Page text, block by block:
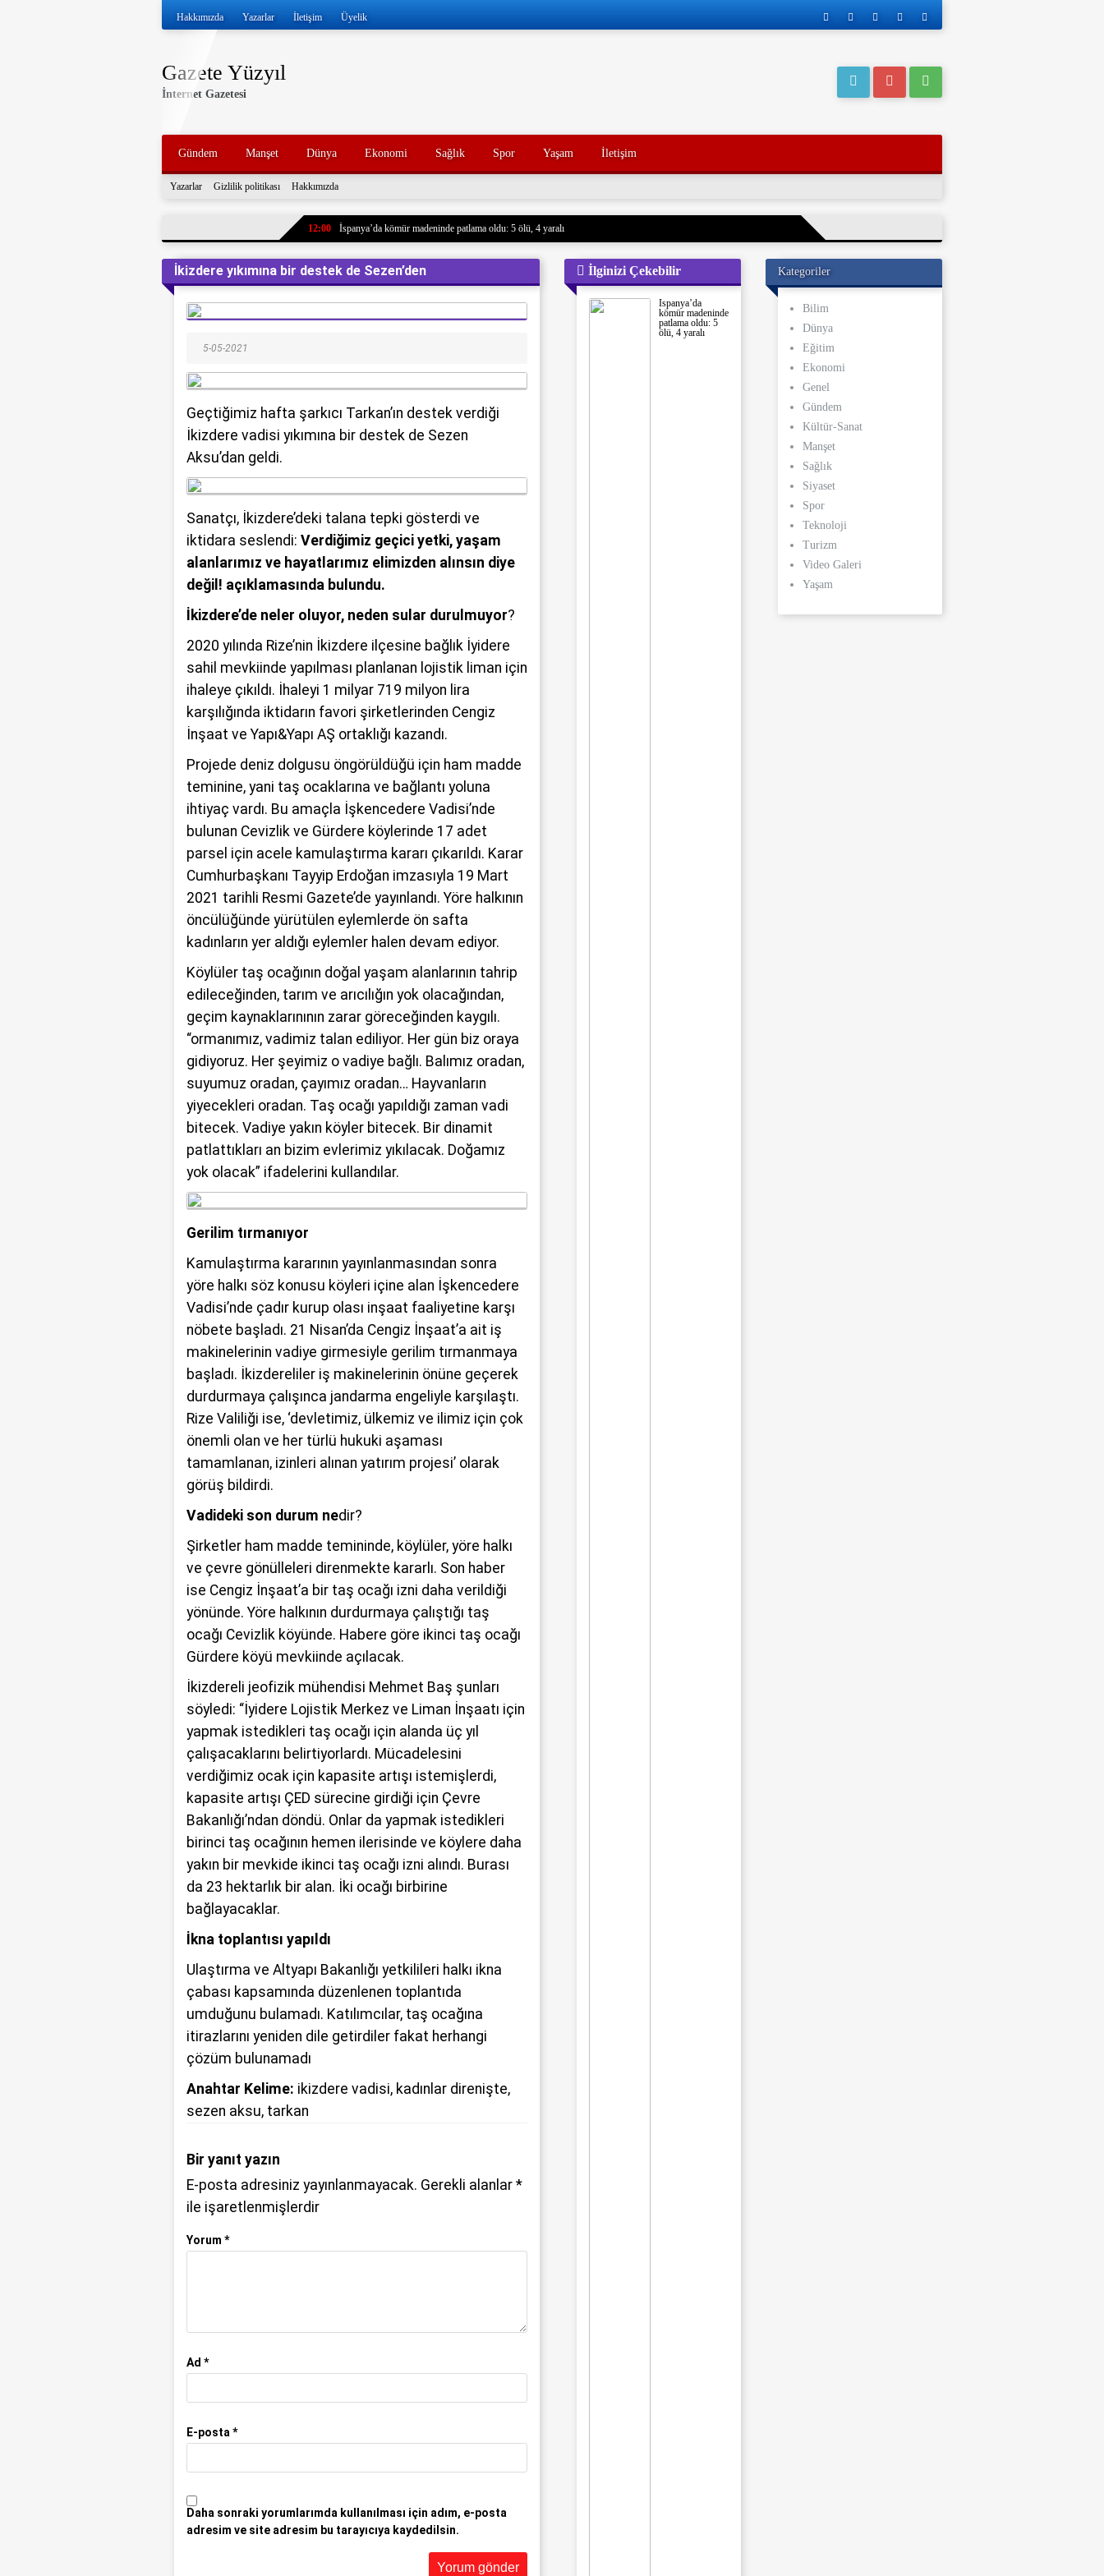
Hakkımızda Yazarlar İletişim Üyelik
Gazete Yüzyıl
İnternet Gazetesi
Gündem Manşet Dünya Ekonomi Sağlık Spor Yaşam İletişim
Yazarlar Gizlilik politikası Hakkımızda
12:00
İspanya’da kömür madeninde patlama oldu: 5 ölü, 4 yaralı
11:52
Volkan Konak’ın yakınları, kötü yorumlarla ilgili yasal işlem başlatacak.
İran, kaçak akaryakıt taşıyan iki gemiye el koydu. Devrim Muhafızları, Basra Körfezi’nde düzenledikleri operasyonla
7 yıl önce hayatını kaybeden oğlunun trajik ölümünü yaşayan bir baba, acı dolu bir tesadüf sonucu aynı kaderi
paylaştı. Oğlunun ölümünden tam 7 yıl sonra, baba da geçirdiği bir kaza sonucu hayatını kaybetti. Aile üyeleri ve yakınları, bu
İkizdere yıkımına bir destek de Sezen’den
5-05-2021
Geçtiğimiz hafta şarkıcı Tarkan’ın destek verdiği
İkizdere vadisi yıkımına bir destek de Sezen
Aksu’dan geldi.
Sanatçı, İkizdere’deki talana tepki gösterdi ve
iktidara seslendi: Verdiğimiz geçici yetki, yaşam
alanlarımız ve hayatlarımız elimizden alınsın diye
değil! açıklamasında bulundu.
İkizdere’de neler oluyor, neden sular durulmuyor?
2020 yılında Rize’nin İkizdere ilçesine bağlık İyidere
sahil mevkiinde yapılması planlanan lojistik liman için
ihaleye çıkıldı. İhaleyi 1 milyar 719 milyon lira
karşılığında iktidarın favori şirketlerinden Cengiz
İnşaat ve Yapı&Yapı AŞ ortaklığı kazandı.
Projede deniz dolgusu öngörüldüğü için ham madde
teminine, yani taş ocaklarına ve bağlantı yoluna
ihtiyaç vardı. Bu amaçla İşkencedere Vadisi’nde
bulunan Cevizlik ve Gürdere köylerinde 17 adet
parsel için acele kamulaştırma kararı çıkarıldı. Karar
Cumhurbaşkanı Tayyip Erdoğan imzasıyla 19 Mart
2021 tarihli Resmi Gazete’de yayınlandı. Yöre halkının
öncülüğünde yürütülen eylemlerde ön safta
kadınların yer aldığı eylemler halen devam ediyor.
Köylüler taş ocağının doğal yaşam alanlarının tahrip
edileceğinden, tarım ve arıcılığın yok olacağından,
geçim kaynaklarınının zarar göreceğinden kaygılı.
“ormanımız, vadimiz talan ediliyor. Her gün biz oraya
gidiyoruz. Her şeyimiz o vadiye bağlı. Balımız oradan,
suyumuz oradan, çayımız oradan… Hayvanların
yiyecekleri oradan. Taş ocağı yapıldığı zaman vadi
bitecek. Vadiye yakın köyler bitecek. Bir dinamit
patlattıkları an bizim evlerimiz yıkılacak. Doğamız
yok olacak” ifadelerini kullandılar.
Gerilim tırmanıyor
Kamulaştırma kararının yayınlanmasından sonra
yöre halkı söz konusu köyleri içine alan İşkencedere
Vadisi’nde çadır kurup olası inşaat faaliyetine karşı
nöbete başladı. 21 Nisan’da Cengiz İnşaat’a ait iş
makinelerinin vadiye girmesiyle gerilim tırmanmaya
başladı. İkizdereliler iş makinelerinin önüne geçerek
durdurmaya çalışınca jandarma engeliyle karşılaştı.
Rize Valiliği ise, ‘devletimiz, ülkemiz ve ilimiz için çok
önemli olan ve her türlü hukuki aşaması
tamamlanan, izinleri alınan yatırım projesi’ olarak
görüş bildirdi.
Vadideki son durum nedir?
Şirketler ham madde temininde, köylüler, yöre halkı
ve çevre gönülleleri direnmekte kararlı. Son haber
ise Cengiz İnşaat’a bir taş ocağı izni daha verildiği
yönünde. Yöre halkının durdurmaya çalıştığı taş
ocağı Cevizlik köyünde. Habere göre ikinci taş ocağı
Gürdere köyü mevkiinde açılacak.
İkizdereli jeofizik mühendisi Mehmet Baş şunları
söyledi: “İyidere Lojistik Merkez ve Liman İnşaatı için
yapmak istedikleri taş ocağı için alanda üç yıl
çalışacaklarını belirtiyorlardı. Mücadelesini
verdiğimiz ocak için kapasite artışı istemişlerdi,
kapasite artışı ÇED sürecine girdiği için Çevre
Bakanlığı’ndan döndü. Onlar da yapmak istedikleri
birinci taş ocağının hemen ilerisinde ve köylere daha
yakın bir mevkide ikinci taş ocağı izni alındı. Burası
da 23 hektarlık bir alan. İki ocağı birbirine
bağlayacaklar.
İkna toplantısı yapıldı
Ulaştırma ve Altyapı Bakanlığı yetkilileri halkı ikna
çabası kapsamında düzenlenen toplantıda
umduğunu bulamadı. Katılımcılar, taş ocağına
itirazlarını yeniden dile getirdiler fakat herhangi
çözüm bulunamadı
Anahtar Kelime: ikizdere vadisi, kadınlar direnişte,
sezen aksu, tarkan
Bir yanıt yazın
E-posta adresiniz yayınlanmayacak. Gerekli alanlar *
ile işaretlenmişlerdir
Yorum *
Ad *
E-posta *
Daha sonraki yorumlarımda kullanılması için adım, e-posta
adresim ve site adresim bu tarayıcıya kaydedilsin.
İlginizi Çekebilir
İspanya’da
kömür madeninde
patlama oldu: 5
ölü, 4 yaralı
Kategoriler
Bilim
Dünya
Eğitim
Ekonomi
Genel
Gündem
Kültür-Sanat
Manşet
Sağlık
Siyaset
Spor
Teknoloji
Turizm
Video Galeri
Yaşam